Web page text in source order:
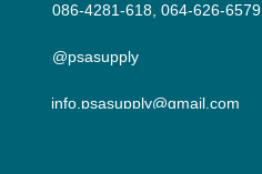
086-4281-618, 064-626-6579
@psasupply
info.psasupply@gmail.com